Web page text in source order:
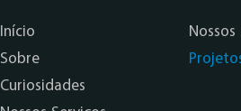
Início
Sobre
Curiosidades